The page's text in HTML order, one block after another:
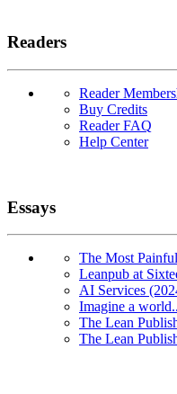
Readers
Reader
Buy Credits
Reader FAQ
Help Center
Essays
The Most
Leanpub at
AI Services
Imagine a
The Lean
The Lean